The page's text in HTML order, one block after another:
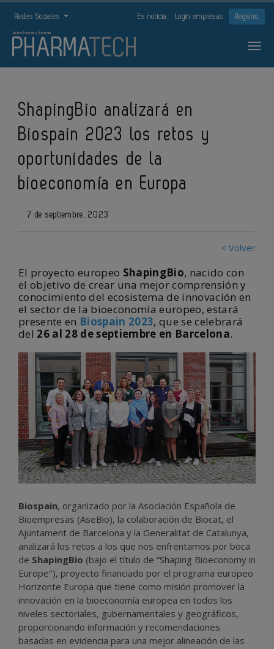
Redes Sociales Es noticia Login empresas Registro
ShapingBio analizará en
Biospain 2023 los retos y
oportunidades de la
bioeconomía en Europa
7 de septiembre, 2023
< Volver
El proyecto europeo ShapingBio, nacido con
el objetivo de crear una mejor comprensión y
conocimiento del ecosistema de innovación en
el sector de la bioeconomía europeo, estará
presente en Biospain 2023, que se celebrará
del 26 al 28 de septiembre en Barcelona.
Biospain, organizado por la Asociación Española de
Bioempresas (AseBio), la colaboración de Biocat, el
Ajuntament de Barcelona y la Generalitat de Catalunya,
analizará los retos a los que nos enfrentamos por boca
de ShapingBio (bajo el título de “Shaping Bioeconomy in
Europe"), proyecto financiado por el programa europeo
Horizonte Europa que tiene como misión promover la
innovación en la bioeconomía europea en todos los
niveles sectoriales, gubernamentales y geográficos,
proporcionando información y recomendaciones
basadas en evidencia para una mejor alineación de las